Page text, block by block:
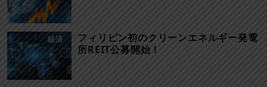
経済
フィリピン初のクリーンエネルギー発電
所REIT公募開始！